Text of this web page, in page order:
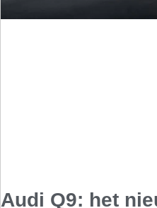
Audi Q9: het